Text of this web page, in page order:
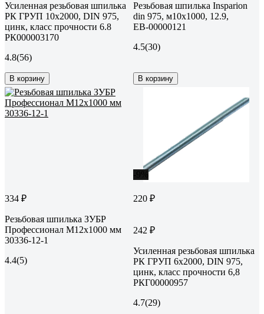
Усиленная резьбовая шпилька
РК ГРУП 10x2000, DIN 975,
цинк, класс прочности 6.8
РК000003170
4.8(56)
В корзину
Резьбовая шпилька Insparion
din 975, м10x1000, 12.9,
ЕВ-00000121
4.5(30)
В корзину
334 ₽
Резьбовая шпилька ЗУБР
Профессионал М12x1000 мм
30336-12-1
4.4(5)
220 ₽
242 ₽
Усиленная резьбовая шпилька
РК ГРУП 6x2000, DIN 975,
цинк, класс прочности 6,8
РКГ00000957
4.7(29)